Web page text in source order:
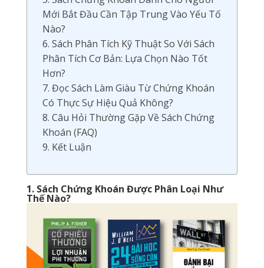
Mới Bắt Đầu Cần Tập Trung Vào Yếu Tố
Nào?
6. Sách Phân Tích Kỹ Thuật So Với Sách
Phân Tích Cơ Bản: Lựa Chọn Nào Tốt
Hơn?
7. Đọc Sách Làm Giàu Từ Chứng Khoán
Có Thực Sự Hiệu Quả Không?
8. Câu Hỏi Thường Gặp Về Sách Chứng
Khoán (FAQ)
9. Kết Luận
1. Sách Chứng Khoán Được Phân Loại Như
Thế Nào?